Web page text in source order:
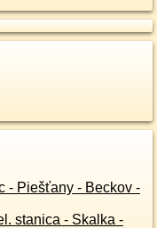
- Piešťany - Beckov -
stanica - Skalka -